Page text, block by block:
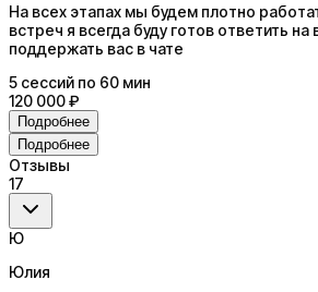
На всех этапах мы будем плотно
встреч я всегда буду готов ответить
поддержать вас в чате
5 сессий по 60 мин
120 000 ₽
Подробнее
Подробнее
Отзывы
17
Ю
Юлия